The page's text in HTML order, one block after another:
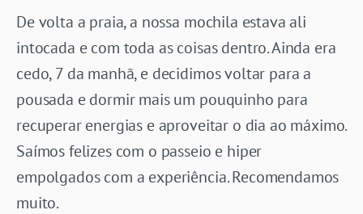
De volta a praia, a nossa mochila estava ali
intocada e com toda as coisas dentro. Ainda era
cedo, 7 da manhã, e decidimos voltar para a
pousada e dormir mais um pouquinho para
recuperar energias e aproveitar o dia ao máximo.
Saímos felizes com o passeio e hiper
empolgados com a experiência. Recomendamos
muito.